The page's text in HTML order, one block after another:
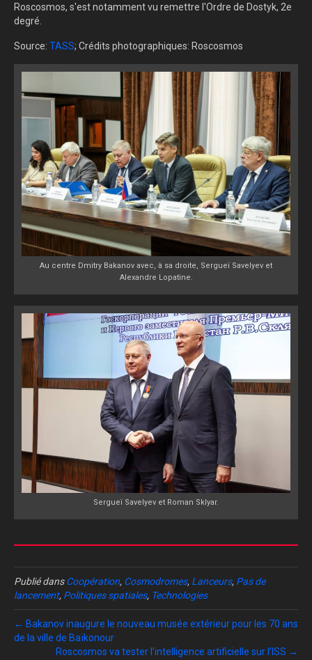
Roscosmos, s'est notamment vu remettre l'Ordre de Dostyk, 2e
degré.
Source: TASS; Crédits photographiques: Roscosmos
Au centre Dmitry Bakanov avec, à sa droite, Sergueï Savelyev et
Alexandre Lopatine.
Sergueï Savelyev et Roman Sklyar.
Publié dansCoopération, Cosmodromes, Lanceurs, Pas de
lancement, Politiques spatiales, Technologies
← Bakanov inaugure le nouveau musée extérieur pour les 70 ans
de la ville de Baïkonour
Roscosmos va tester l’intelligence artificielle sur l’ISS →